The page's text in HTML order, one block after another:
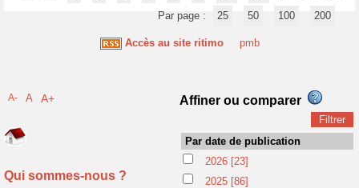
Par page :
25 50 100 200
Accès au site ritimo pmb
A- A A+
Qui sommes-nous ?
Affiner ou comparer
Par date de publication
2026 [23]
2025 [86]